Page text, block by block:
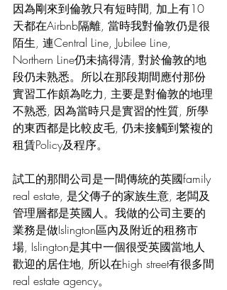
因為剛來到倫敦只有短時間, 加上有10
天都在Airbnb隔離, 當時我對倫敦仍是很
陌生, 連Central Line, Jubilee Line,
Northern Line仍未搞得清, 對於倫敦的地
段仍未熟悉。所以在那段期間應付那份
實習工作頗為吃力, 主要是對倫敦的地理
不熟悉, 因為當時只是實習的性質, 所學
的東西都是比較皮毛, 仍未接觸到繁複的
租賃Policy及程序。
試工的那間公司是一間傳統的英國family
real estate, 是父傳子的家族生意, 老闆及
管理層都是英國人。我做的公司主要的
業務是做Islington區內及附近的租務市
場, Islington是其中一個很受英國當地人
歡迎的居住地, 所以在high street有很多間
real estate agency。